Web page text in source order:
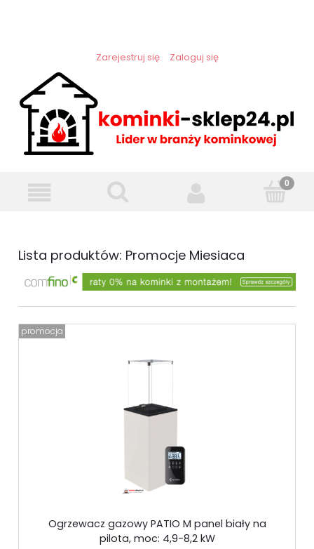
Zarejestruj się Zaloguj się
Lista produktów: Promocje Miesiaca
Ogrzewacz gazowy PATIO M panel biały na
pilota, moc: 4,9-8,2 kW
promocja